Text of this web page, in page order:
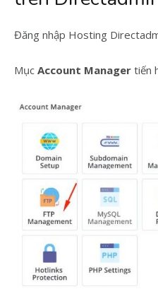
Đăng nhập Hosting
Mục Account Manager tiến